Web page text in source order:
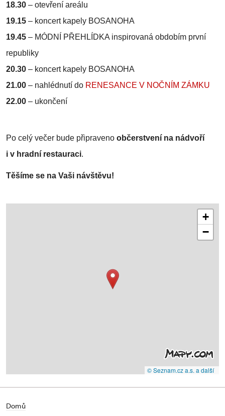
18.30 – otevření areálu
19.15 – koncert kapely BOSANOHA
19.45 – MÓDNÍ PŘEHLÍDKA inspirovaná obdobím první
republiky
20.30 – koncert kapely BOSANOHA
21.00 – nahlédnutí do RENESANCE V NOČNÍM ZÁMKU
22.00 – ukončení
Po celý večer bude připraveno občerstvení na nádvoří
i v hradní restauraci.
Těšíme se na Vaši návštěvu!
+
−
© Seznam.cz a.s. a další
Domů